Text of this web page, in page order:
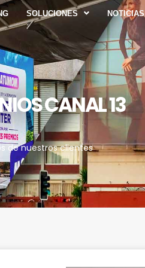
SOLUCIONES NOTICIAS
CANAL 13​
de nuestros clientes